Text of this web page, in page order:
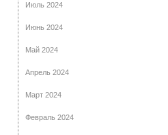
Июль 2024
Июнь 2024
Май 2024
Апрель 2024
Март 2024
Февраль 2024